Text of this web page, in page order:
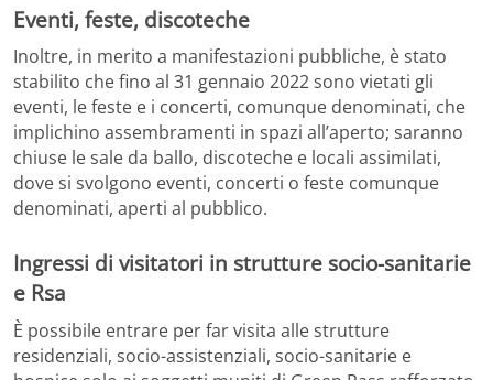
Eventi, feste, discoteche
Inoltre, in merito a manifestazioni pubbliche, è stato
stabilito che fino al 31 gennaio 2022 sono vietati gli
eventi, le feste e i concerti, comunque denominati, che
implichino assembramenti in spazi all’aperto; saranno
chiuse le sale da ballo, discoteche e locali assimilati,
dove si svolgono eventi, concerti o feste comunque
denominati, aperti al pubblico.
Ingressi di visitatori in strutture socio-sanitarie
e Rsa
È possibile entrare per far visita alle strutture
residenziali, socio-assistenziali, socio-sanitarie e